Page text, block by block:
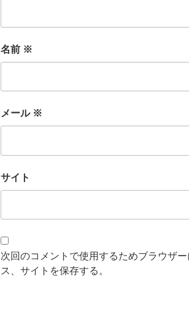
名前 ※
メール ※
サイト
次回のコメントで使用するためブラウザ
ス、サイトを保存する。